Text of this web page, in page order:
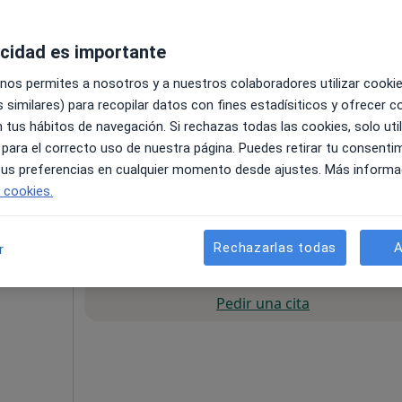
Pedir una cita
es importante
permites a nosotros y a nuestros colaboradores utilizar
similares) para recopilar datos con fines estadísiticos y ofrecer
tus hábitos de navegación. Si rechazas todas las cookies, solo
el correcto uso de nuestra página. Puedes retirar tu
preferencias en cualquier momento desde ajustes. Más
Rechazarlas todas